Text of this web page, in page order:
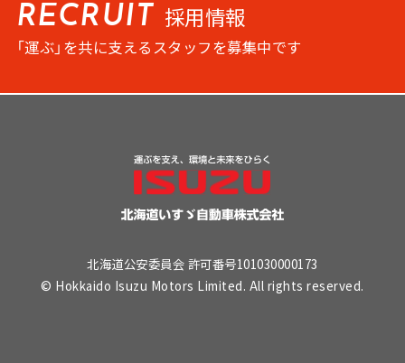
RECRUIT 採用情報
「運ぶ」を共に支えるスタッフを募集中です
北海道公安委員会 許可番号101030000173
© Hokkaido Isuzu Motors Limited. All rights reserved.